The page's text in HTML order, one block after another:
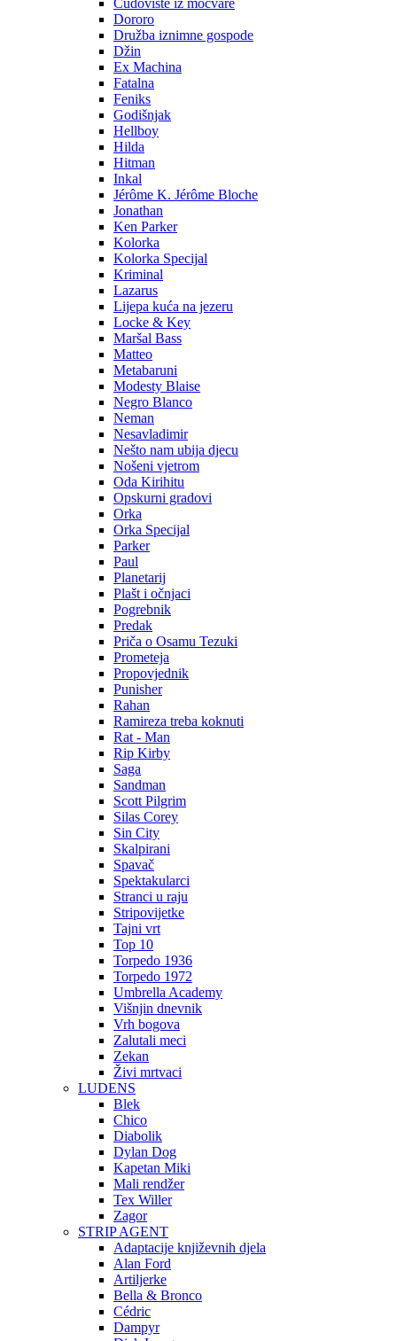
Čudovište iz močvare
Dororo
Družba iznimne gospode
Džin
Ex Machina
Fatalna
Feniks
Godišnjak
Hellboy
Hilda
Hitman
Inkal
Jérôme K. Jérôme Bloche
Jonathan
Ken Parker
Kolorka
Kolorka Specijal
Kriminal
Lazarus
Lijepa kuća na jezeru
Locke & Key
Maršal Bass
Matteo
Metabaruni
Modesty Blaise
Negro Blanco
Neman
Nesavladimir
Nešto nam ubija djecu
Nošeni vjetrom
Oda Kirihitu
Opskurni gradovi
Orka
Orka Specijal
Parker
Paul
Planetarij
Plašt i očnjaci
Pogrebnik
Predak
Priča o Osamu Tezuki
Prometeja
Propovjednik
Punisher
Rahan
Ramireza treba koknuti
Rat - Man
Rip Kirby
Saga
Sandman
Scott Pilgrim
Silas Corey
Sin City
Skalpirani
Spavač
Spektakularci
Stranci u raju
Stripovijetke
Tajni vrt
Top 10
Torpedo 1936
Torpedo 1972
Umbrella Academy
Višnjin dnevnik
Vrh bogova
Zalutali meci
Zekan
Živi mrtvaci
LUDENS
Blek
Chico
Diabolik
Dylan Dog
Kapetan Miki
Mali rendžer
Tex Willer
Zagor
STRIP AGENT
Adaptacije književnih djela
Alan Ford
Artiljerke
Bella & Bronco
Cédric
Dampyr